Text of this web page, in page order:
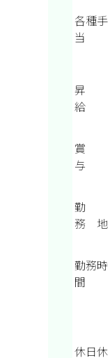
各種手
当
昇
給
賞
与
勤
務 地
勤務時
間
休日休